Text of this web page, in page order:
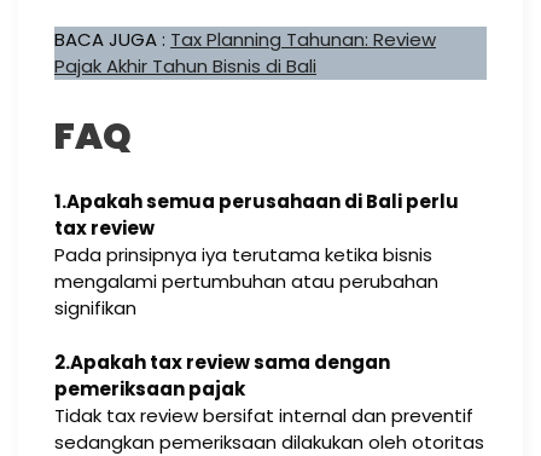
BACA JUGA : Tax Planning Tahunan: Review
Pajak Akhir Tahun Bisnis di Bali
FAQ
1.Apakah semua perusahaan di Bali perlu
tax review
Pada prinsipnya iya terutama ketika bisnis
mengalami pertumbuhan atau perubahan
signifikan
2.Apakah tax review sama dengan
pemeriksaan pajak
Tidak tax review bersifat internal dan preventif
sedangkan pemeriksaan dilakukan oleh otoritas